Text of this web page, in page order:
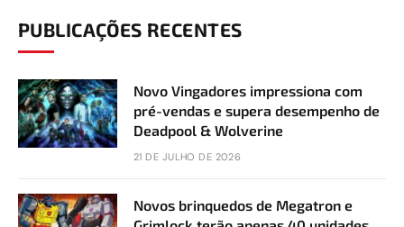
PUBLICAÇÕES RECENTES
Novo Vingadores impressiona com
pré-vendas e supera desempenho de
Deadpool & Wolverine
21 DE JULHO DE 2026
Novos brinquedos de Megatron e